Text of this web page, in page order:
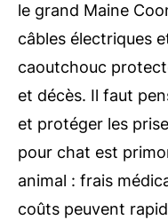
le grand Maine
câbles électriques
caoutchouc
et décès. Il faut
et protéger les
pour chat est
animal : frais
coûts peuvent